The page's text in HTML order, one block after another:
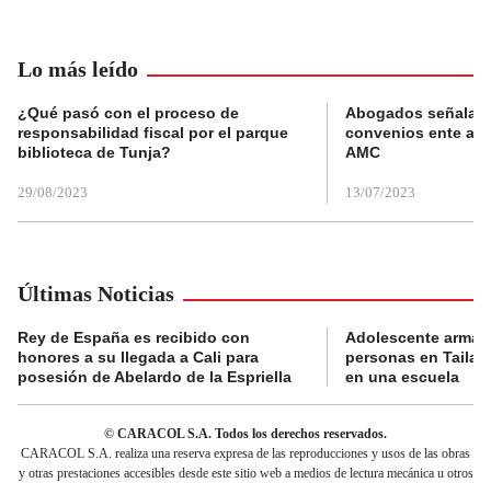
Lo más leído
¿Qué pasó con el proceso de
responsabilidad fiscal por el parque
biblioteca de Tunja?
29/08/2023
Abogados
convenios ente
AMC
13/07/2023
Últimas Noticias
Rey de España es recibido con
honores a su llegada a Cali para
posesión de Abelardo de la Espriella
Adolescente
personas en
en una escuela
© CARACOL S.A. Todos los derechos reservados.
CARACOL S.A. realiza una reserva expresa de las reproducciones y usos de las obras
y otras prestaciones accesibles desde este sitio web a medios de lectura mecánica u otros